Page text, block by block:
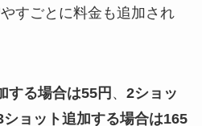
すごとに料金も追加され
する場合は55円 、 2ショッ
ショット追加する場合は165